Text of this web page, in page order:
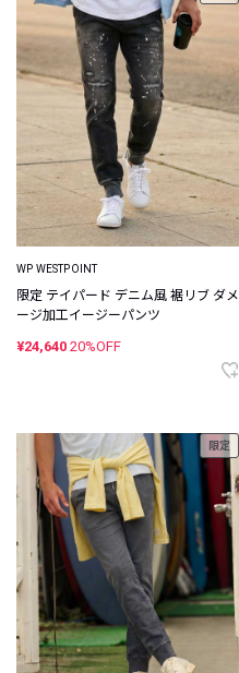
WP WESTPOINT
限定 テイパード デニム風 裾リブ ダメ
ージ加工イージーパンツ
¥24,640 20%OFF
限定